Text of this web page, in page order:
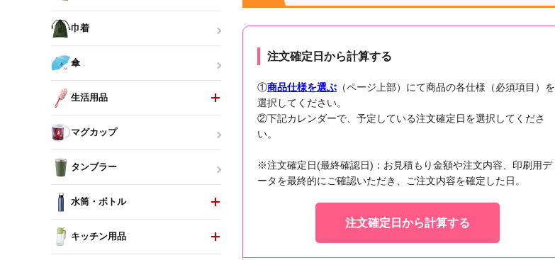
注文確定日から計算する
①商品仕様を選ぶ （ページ上部）にて商品の各仕様（必須項目）を
選択してください。
②下記カレンダーで、予定している注文確定日を選択してくださ
い。
※注文確定日(最終確認日)：お見積もり金額や注文内容、印刷用デ
ータを最終的にご確認いただき、ご注文内容を確定した日。
注文確定日から計算する
巾着
傘
生活用品
マグカップ
タンブラー
水筒・ボトル
キッチン用品